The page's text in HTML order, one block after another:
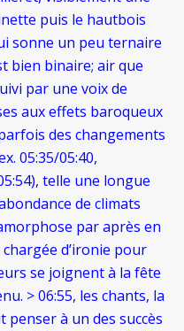
puis le hautbois
sonne un peu ternaire
bien binaire; air que
par une voix de
aux effets baroqueux
des changements
05:35/05:40,
telle une longue
de climats
par après en
d’ironie pour
se joignent à la fête
> 06:55, les chants, la
penser à un des succès